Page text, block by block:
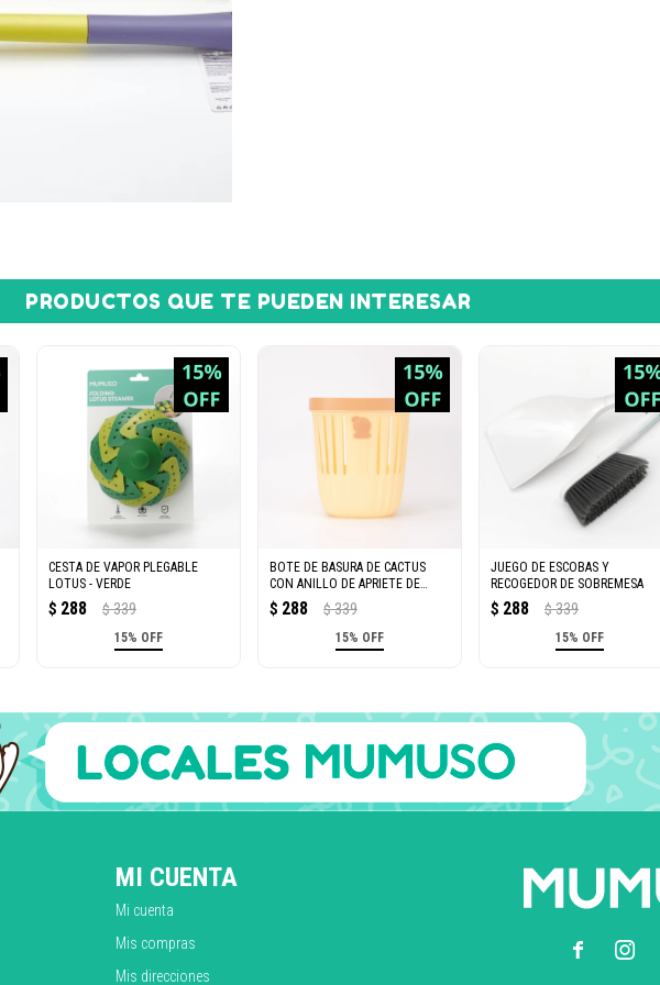
PRODUCTOS QUE TE PUEDEN INTERESAR
CESTA DE VAPOR PLEGABLE
LOTUS - VERDE
$ 288 $ 339
15% OFF
BOTE DE BASURA DE CACTUS
CON ANILLO DE APRIETE DE
BOLSA (AMARILLO)
$ 288 $ 339
15% OFF
JUEGO DE ESCOBAS Y
RECOGEDOR DE SOBREMESA
$ 288 $ 339
15% OFF
MI CUENTA
Mi cuenta
Mis compras
Mis direcciones
 